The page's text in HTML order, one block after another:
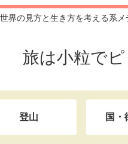
界の見方と生き方を考える系
旅は小粒でピ
登山 国・